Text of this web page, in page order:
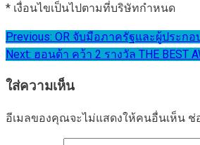
* เงื่อนไขเป็นไปตามที่บริษัทกำหนด
แนะแนว
เรื่อง
Previous: OR จับมือภาครัฐและผู้ประก
Next: ฮอนด้า คว้า 2 รางวัล THE BEST
ใส่ความเห็น
อีเมลของคุณจะไม่แสดงให้คนอื่นเห็น ช่